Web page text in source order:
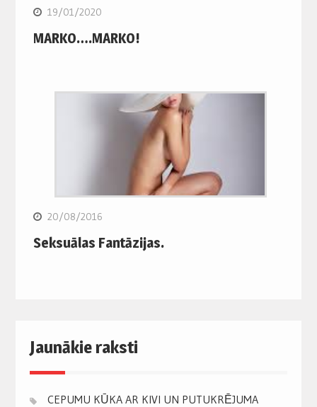
19/01/2020
MARKO….MARKO!
20/08/2016
Seksuālas Fantāzijas.
Jaunākie raksti
CEPUMU KŪKA AR KIVI UN PUTUKRĒJUMA